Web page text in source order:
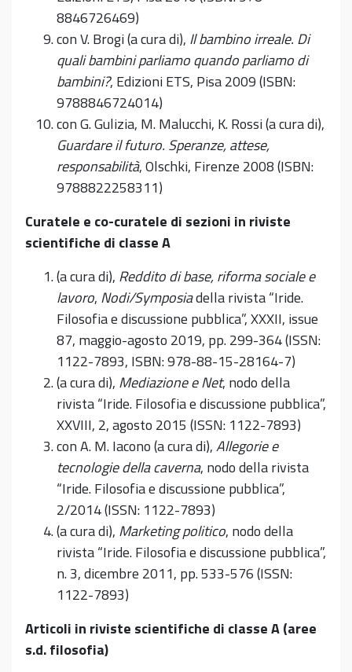
8846726469)
con V. Brogi (a cura di), Il bambino irreale. Di
quali bambini parliamo quando parliamo di
bambini?, Edizioni ETS, Pisa 2009 (ISBN:
9788846724014)
con G. Gulizia, M. Malucchi, K. Rossi (a cura di),
Guardare il futuro. Speranze, attese,
responsabilità, Olschki, Firenze 2008 (ISBN:
9788822258311)
Curatele e co-curatele di sezioni in riviste
scientifiche di classe A
(a cura di), Reddito di base, riforma sociale e
lavoro, Nodi/Symposiadella rivista “Iride.
Filosofia e discussione pubblica”, XXXII, issue
87, maggio-agosto 2019, pp. 299-364 (ISSN:
1122-7893, ISBN: 978-88-15-28164-7)
(a cura di), Mediazione e Net, nodo della
rivista “Iride. Filosofia e discussione pubblica”,
XXVIII, 2, agosto 2015 (ISSN: 1122-7893)
con A. M. Iacono (a cura di),Allegorie e
tecnologie della caverna, nodo della rivista
“Iride. Filosofia e discussione pubblica”,
2/2014 (ISSN: 1122-7893)
(a cura di), Marketing politico, nodo della
rivista “Iride. Filosofia e discussione pubblica”,
n. 3, dicembre 2011, pp. 533-576 (ISSN:
1122-7893)
Articoli in riviste scientifiche di classe A (aree
s.d. filosofia)